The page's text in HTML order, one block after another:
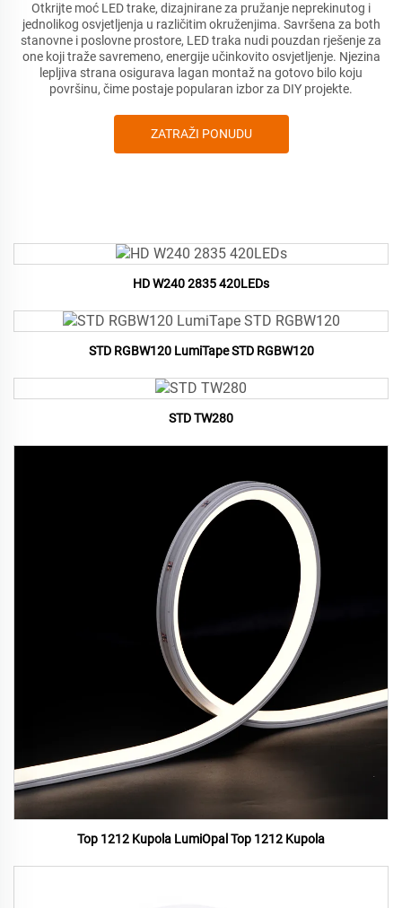
Otkrijte moć LED trake, dizajnirane za pružanje neprekinutog i
jednolikog osvjetljenja u različitim okruženjima. Savršena za both
stanovne i poslovne prostore, LED traka nudi pouzdan rješenje za
one koji traže savremeno, energije učinkovito osvjetljenje. Njezina
lepljiva strana osigurava lagan montaž na gotovo bilo koju
površinu, čime postaje popularan izbor za DIY projekte.
ZATRAŽI PONUDU
HD W240 2835 420LEDs
STD RGBW120 LumiTape STD RGBW120
STD TW280
Top 1212 Kupola LumiOpal Top 1212 Kupola